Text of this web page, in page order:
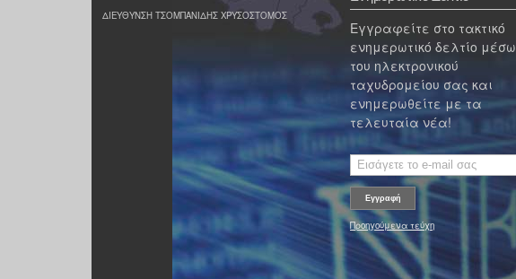
ΔΙΕΥΘΥΝΣΗ ΤΣΟΜΠΑΝΙΔΗΣ ΧΡΥΣΟΣΤΟΜΟΣ
Εγγραφείτε στο τακτικό
ενημερωτικό δελτίο μέσω
του ηλεκτρονικού
ταχυδρομείου σας και
ενημερωθείτε με τα
τελευταία νέα!
Προηγούμενα τεύχη